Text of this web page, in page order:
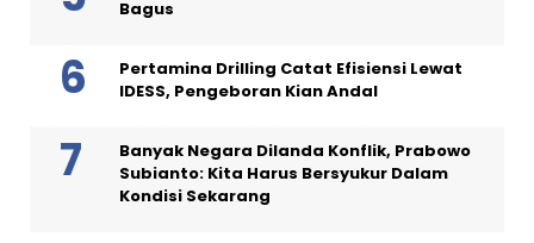
Bagus
Pertamina Drilling Catat Efisiensi Lewat
IDESS, Pengeboran Kian Andal
Banyak Negara Dilanda Konflik, Prabowo
Subianto: Kita Harus Bersyukur Dalam
Kondisi Sekarang